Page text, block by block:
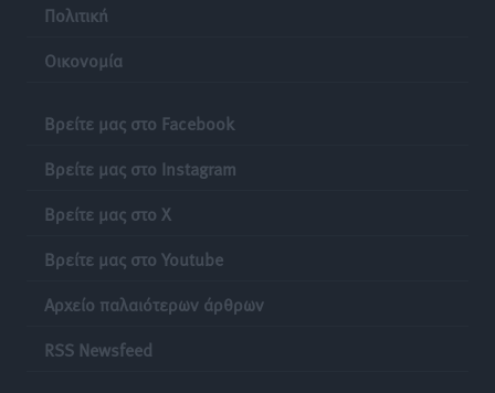
Πολιτική
Οικονομία
Βρείτε μας στο Facebook
Βρείτε μας στο Instagram
Βρείτε μας στο X
Βρείτε μας στο Youtube
Αρχείο παλαιότερων άρθρων
RSS Newsfeed